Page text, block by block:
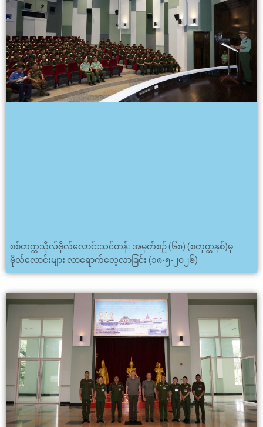
စစ်တက္ကသိုလ်ဗိုလ်လောင်းသင်တန်း အမှတ်စဉ် (၆၈) (စတုတ္ထနှစ်)မှ
ဗိုလ်လောင်းများ လာရောက်လေ့လာခြင်း (၁၈-၅-၂၀၂၆)